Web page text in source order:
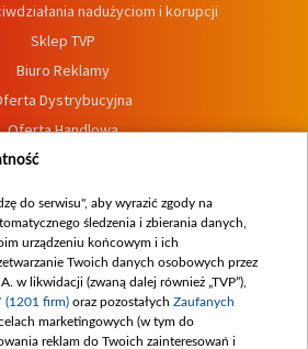
nadużyciom i korupcji
Sklep TVP
Biuro Reklamy
Dystrybucyjna
Oferta Handlowa
Dostępność
zgłoszeń wewnętrznych
do serwisu", aby wyrazić zgody na
śledzenia i zbierania danych,
urządzeniu końcowym i ich
Twoich danych osobowych przez
w likwidacji (zwaną dalej również „TVP”),
(1201 firm) oraz pozostałych Zaufanych
celach marketingowych (w tym do
reklam do Twoich zainteresowań i